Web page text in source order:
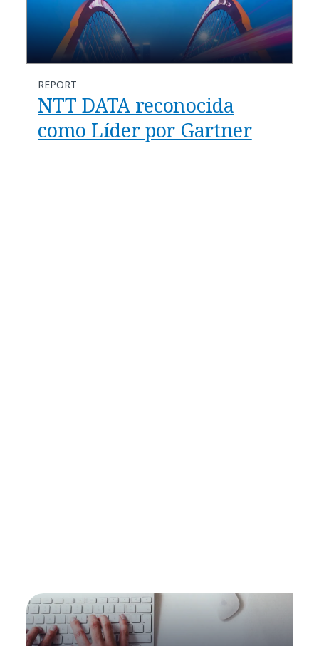
REPORT
NTT DATA reconocida
como Líder por Gartner